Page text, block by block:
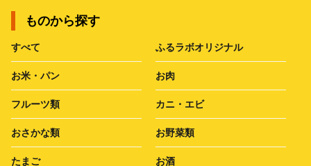
ものから探す
すべて ふるラボオリジナル
お米・パン お肉
フルーツ類 カニ・エビ
おさかな類 お野菜類
たまご お酒